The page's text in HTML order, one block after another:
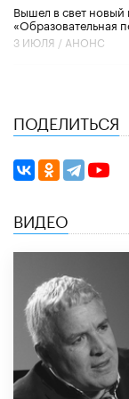
Вышел в свет
«Образовательная
3 ИЮЛЯ / АНОНС
ПОДЕЛИТЬСЯ
ВИДЕО